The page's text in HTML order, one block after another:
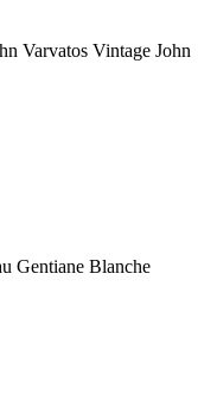
Varvatos Vintage John
Gentiane Blanche